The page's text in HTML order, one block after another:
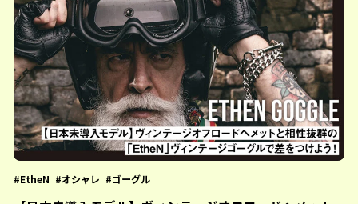
EtheN オシャレ ゴーグル